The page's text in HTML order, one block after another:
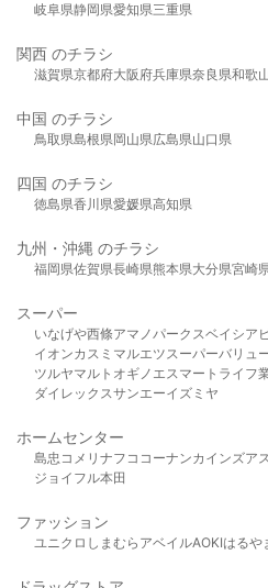
岐阜県静岡県愛知県三重県
関西 のチラシ
滋賀県京都府大阪府兵庫県奈良県和歌
中国 のチラシ
鳥取県島根県岡山県広島県山口県
四国 のチラシ
徳島県香川県愛媛県高知県
九州・沖縄 のチラシ
福岡県佐賀県長崎県熊本県大分県宮崎
スーパー
いなげや西條アマノパークスベイシア
イオンカスミ マルエツスーパーバリュ
ツルヤマルト オギノ エスマート ライフ
ダイレックスサンエーイズミヤ
ホームセンター
島忠 コメリ ナフコ コーナンカインズア
ジョイフル本田
ファッション
ユニクロ しまむら アベイルAOKIはるや